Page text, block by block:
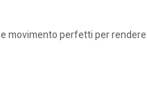
movimento perfetti per rendere